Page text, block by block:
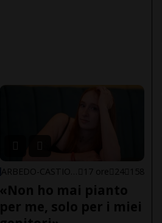
17 ore 24 158
«Non ho mai pianto
per me, solo per i miei